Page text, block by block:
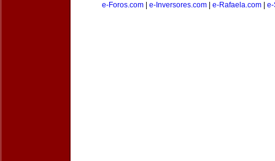
e-Foros.com
e-Inversores.com e-Rafaela.com e-